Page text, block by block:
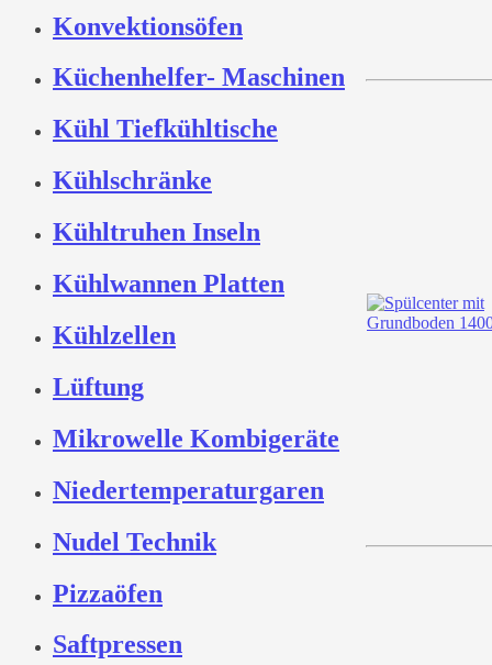
Konvektionsöfen
Küchenhelfer- Maschinen
Kühl Tiefkühltische
Kühlschränke
Kühltruhen Inseln
Kühlwannen Platten
Kühlzellen
Lüftung
Mikrowelle Kombigeräte
Niedertemperaturgaren
Nudel Technik
Pizzaöfen
Saftpressen